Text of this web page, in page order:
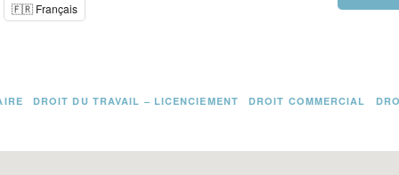
🇫🇷 Français
DROIT DU TRAVAIL – LICENCIEMENT DROIT COMMERCIAL